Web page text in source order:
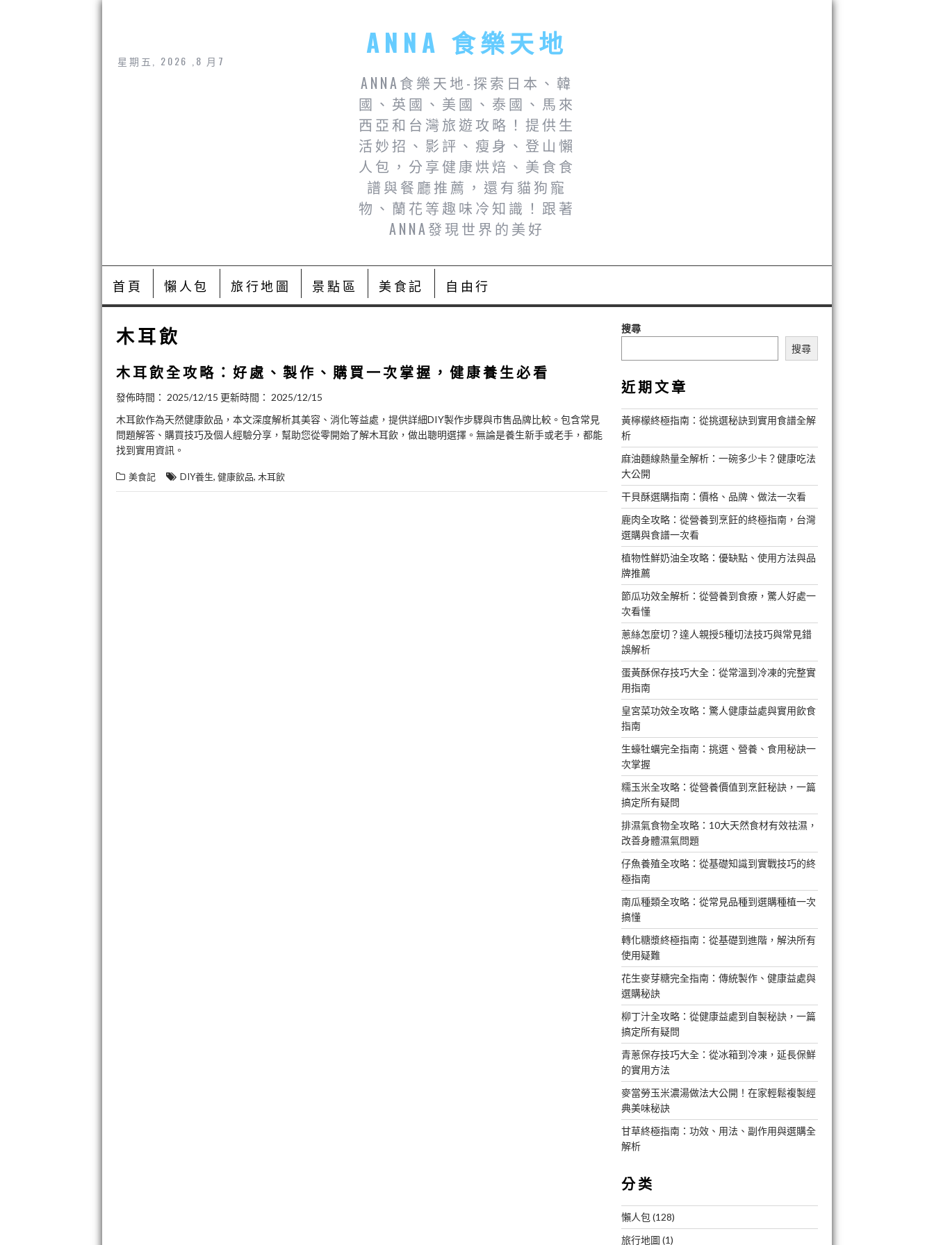
星期五, 2026 ,8 月7
ANNA 食樂天地
ANNA食樂天地-探索日本、韓
國、英國、美國、泰國、馬來
西亞和台灣旅遊攻略！提供生
活妙招、影評、瘦身、登山懶
人包，分享健康烘焙、美食食
譜與餐廳推薦，還有貓狗寵
物、蘭花等趣味冷知識！跟著
ANNA發現世界的美好
首頁 懶人包 旅行地圖 景點區 美食記 自由行
木耳飲
木耳飲全攻略：好處、製作、購買一次掌握，健康養生必看
發佈時間： 2025/12/15 更新時間： 2025/12/15
木耳飲作為天然健康飲品，本文深度解析其美容、消化等益處，提供詳細DIY製作步驟與市售品牌比較。包含常見
問題解答、購買技巧及個人經驗分享，幫助您從零開始了解木耳飲，做出聰明選擇。無論是養生新手或老手，都能
找到實用資訊。
美食記 DIY養生, 健康飲品, 木耳飲
搜尋
搜尋
近期文章
黃檸檬終極指南：從挑選秘訣到實用食譜全解
析
麻油麵線熱量全解析：一碗多少卡？健康吃法
大公開
干貝酥選購指南：價格、品牌、做法一次看
鹿肉全攻略：從營養到烹飪的終極指南，台灣
選購與食譜一次看
植物性鮮奶油全攻略：優缺點、使用方法與品
牌推薦
節瓜功效全解析：從營養到食療，驚人好處一
次看懂
蔥絲怎麼切？達人親授5種切法技巧與常見錯
誤解析
蛋黃酥保存技巧大全：從常溫到冷凍的完整實
用指南
皇宮菜功效全攻略：驚人健康益處與實用飲食
指南
生蠔牡蠣完全指南：挑選、營養、食用秘訣一
次掌握
糯玉米全攻略：從營養價值到烹飪秘訣，一篇
搞定所有疑問
排濕氣食物全攻略：10大天然食材有效祛濕，
改善身體濕氣問題
仔魚養殖全攻略：從基礎知識到實戰技巧的終
極指南
南瓜種類全攻略：從常見品種到選購種植一次
搞懂
轉化糖漿終極指南：從基礎到進階，解決所有
使用疑難
花生麥芽糖完全指南：傳統製作、健康益處與
選購秘訣
柳丁汁全攻略：從健康益處到自製秘訣，一篇
搞定所有疑問
青蔥保存技巧大全：從冰箱到冷凍，延長保鮮
的實用方法
麥當勞玉米濃湯做法大公開！在家輕鬆複製經
典美味秘訣
甘草終極指南：功效、用法、副作用與選購全
解析
分类
懶人包 (128)
旅行地圖 (1)